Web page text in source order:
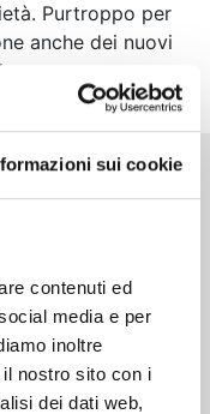
sui cookie
contenuti ed
media e per
inoltre
nostro sito con i
dei dati web,
Purtroppo per
anche dei nuovi